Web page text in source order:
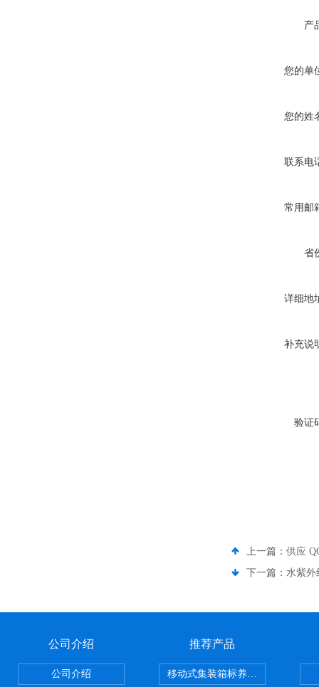
产
您的单
您的姓
联系电
常用邮
省
详细地
补充说
验证
上一篇： 供应
下一篇： 水紫外
公司介绍
公司介绍
推荐产品
移动式集装箱标养室 养护室设备